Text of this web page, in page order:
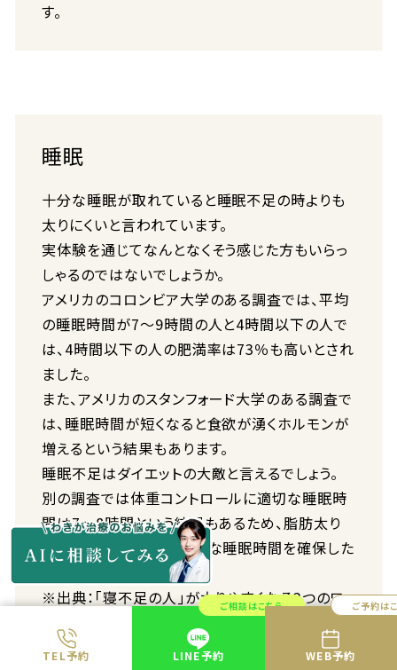
TEL予約
ご相談はこちら
LINE予約
ご予約は
WEB予約
す。
睡眠
十分な睡眠が取れていると睡眠不足の時よりも
太りにくいと言われています。
実体験を通じてなんとなくそう感じた方もいらっ
しゃるのではないでしょうか。
アメリカのコロンビア大学のある調査では、平均
の睡眠時間が7～9時間の人と4時間以下の人で
は、4時間以下の人の肥満率は73％も高いとされ
ました。
また、アメリカのスタンフォード大学のある調査で
は、睡眠時間が短くなると食欲が湧くホルモンが
増えるという結果もあります。
睡眠不足はダイエットの大敵と言えるでしょう。
別の調査では体重コントロールに適切な睡眠時
間は7～8時間という結果もあるため、脂肪太り
を予防するためにも、十分な睡眠時間を確保した
※出典：｢寝不足の人｣が太りやすくなる3つのワ
ケ | 東洋経済オンライン（2022.1.19）